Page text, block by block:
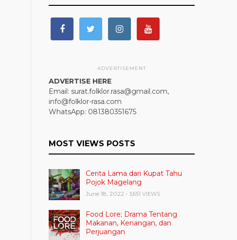
ADVERTISEMENT
ADVERTISE HERE
Email: surat.folklor.rasa@gmail.com,
info@folklor-rasa.com
WhatsApp: 081380351675
MOST VIEWS POSTS
Cerita Lama dari Kupat Tahu
Pojok Magelang
June 18, 2022 - 3,651 VIEWS
Food Lore; Drama Tentang
Makanan, Kenangan, dan
Perjuangan